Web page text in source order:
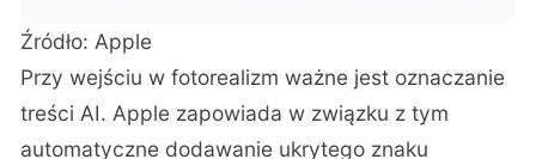
Źródło: Apple
Przy wejściu w fotorealizm ważne jest oznaczanie
treści AI. Apple zapowiada w związku z tym
automatyczne dodawanie ukrytego znaku